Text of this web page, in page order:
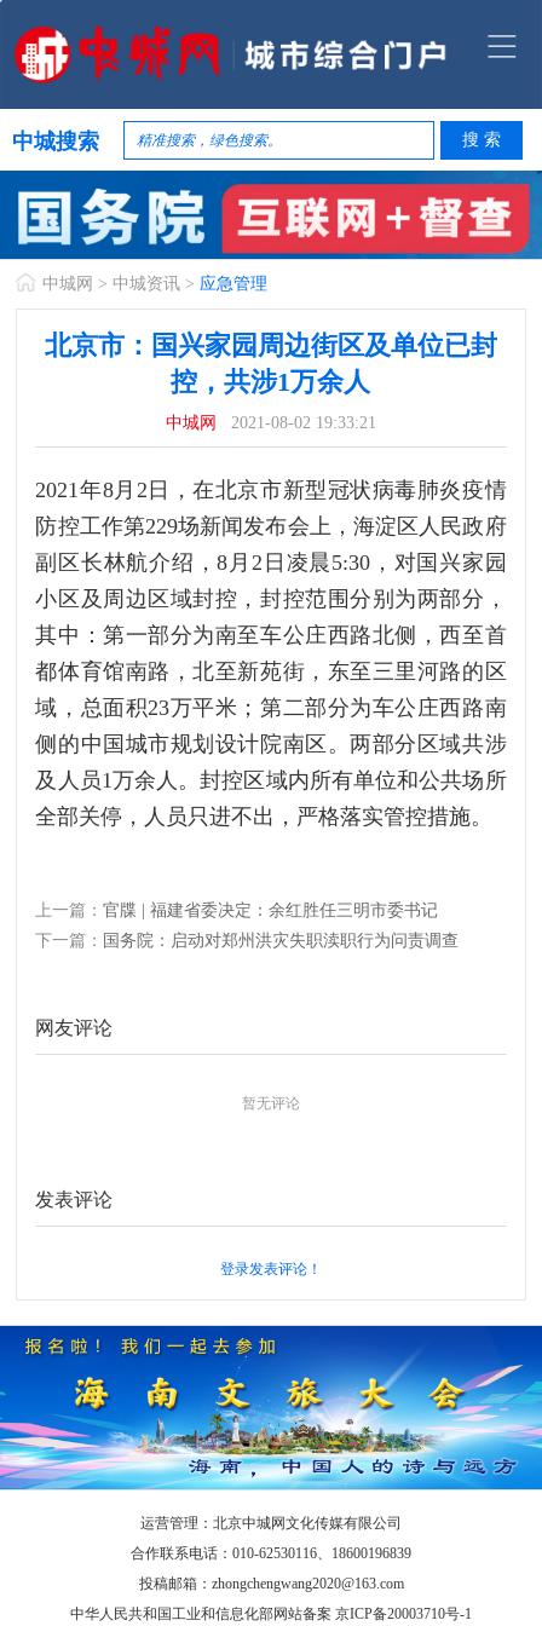
中城搜索
中城网 > 中城资讯 > 应急管理
北京市：国兴家园周边街区及单位已封
控，共涉1万余人
中城网 2021-08-02 19:33:21
2021年8月2日，在北京市新型冠状病毒肺炎疫情
防控工作第229场新闻发布会上，海淀区人民政府
副区长林航介绍，8月2日凌晨5:30，对国兴家园
小区及周边区域封控，封控范围分别为两部分，
其中：第一部分为南至车公庄西路北侧，西至首
都体育馆南路，北至新苑街，东至三里河路的区
域，总面积23万平米；第二部分为车公庄西路南
侧的中国城市规划设计院南区。两部分区域共涉
及人员1万余人。封控区域内所有单位和公共场所
全部关停，人员只进不出，严格落实管控措施。
上一篇：官牒 | 福建省委决定：余红胜任三明市委书记
下一篇： 国务院：启动对郑州洪灾失职渎职行为问责调查
网友评论
暂无评论
发表评论
登录发表评论！
运营管理：北京中城网文化传媒有限公司
合作联系电话：010-62530116、18600196839
投稿邮箱：zhongchengwang2020@163.com
中华人民共和国工业和信息化部网站备案 京ICP备20003710号-1